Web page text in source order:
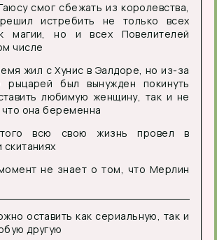
смог сбежать из королевства,
истребить не только всех
магии, но и всех Повелителей
числе
жил с Хунис в Эалдоре, но из-за
был вынужден покинуть
любимую женщину, так и не
что она беременна
всю свою жизнь провел в
скитаниях
не знает о том, что Мерлин
оставить как сериальную, так и
другую